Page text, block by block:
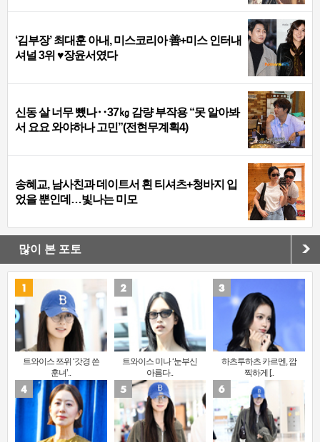
‘김부장’ 최대훈 아내, 미스코리아 善+미스 인터내
셔널 3위 ♥장윤서였다
신동 살 너무 뺐나‥37㎏ 감량 부작용 “못 알아봐
서 요요 와야하나 고민”(전현무계획4)
송혜교, 남사친과 데이트서 흰 티셔츠+청바지 입
었을 뿐인데…빛나는 미모
많이 본 포토
트와이스 쯔위 ‘갓경 쓴
훈녀’..
트와이스 미나 ‘눈부신
아름다..
하츠투하츠 카르멘, 깜
찍하게 [..